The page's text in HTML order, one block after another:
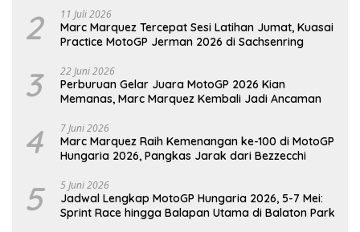
2 11 Juli 2026
Marc Marquez Tercepat Sesi Latihan Jumat, Kuasai
Practice MotoGP Jerman 2026 di Sachsenring
3 22 Juni 2026
Perburuan Gelar Juara MotoGP 2026 Kian
Memanas, Marc Marquez Kembali Jadi Ancaman
4 7 Juni 2026
Marc Marquez Raih Kemenangan ke-100 di MotoGP
Hungaria 2026, Pangkas Jarak dari Bezzecchi
5 5 Juni 2026
Jadwal Lengkap MotoGP Hungaria 2026, 5-7 Mei:
Sprint Race hingga Balapan Utama di Balaton Park